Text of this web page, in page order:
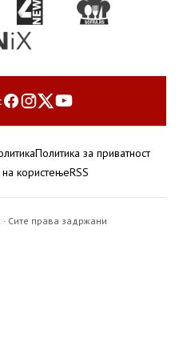
Политика за приватност
користењеRSS
Сите права задржани